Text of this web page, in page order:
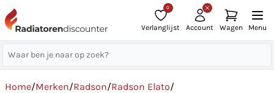
0
Verlanglijst Account Wagen Menu
Home/Merken/Radson/Radson Elato/